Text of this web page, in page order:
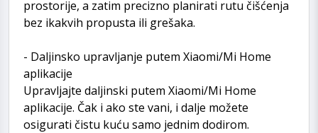
prostorije, a zatim precizno planirati rutu čišćenja
bez ikakvih propusta ili grešaka.
- Daljinsko upravljanje putem Xiaomi/Mi Home
aplikacije
Upravljajte daljinski putem Xiaomi/Mi Home
aplikacije. Čak i ako ste vani, i dalje možete
osigurati čistu kuću samo jednim dodirom.